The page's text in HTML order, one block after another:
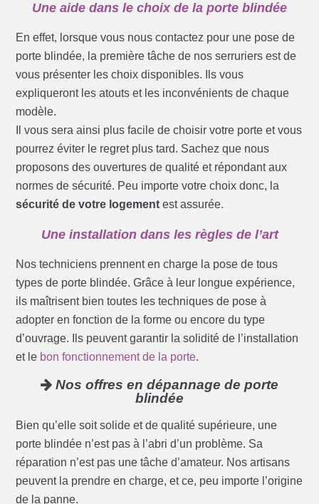
Une aide dans le choix de la porte blindée
En effet, lorsque vous nous contactez pour une pose de
porte blindée, la première tâche de nos serruriers est de
vous présenter les choix disponibles. Ils vous
expliqueront les atouts et les inconvénients de chaque
modèle.
Il vous sera ainsi plus facile de choisir votre porte et vous
pourrez éviter le regret plus tard. Sachez que nous
proposons des ouvertures de qualité et répondant aux
normes de sécurité. Peu importe votre choix donc, la
sécurité de votre logement est assurée.
Une installation dans les règles de l’art
Nos techniciens prennent en charge la pose de tous
types de porte blindée. Grâce à leur longue expérience,
ils maîtrisent bien toutes les techniques de pose à
adopter en fonction de la forme ou encore du type
d’ouvrage. Ils peuvent garantir la solidité de l’installation
et le bon fonctionnement de la porte.
Nos offres en dépannage de porte
blindée
Bien qu’elle soit solide et de qualité supérieure, une
porte blindée n’est pas à l’abri d’un problème. Sa
réparation n’est pas une tâche d’amateur. Nos artisans
peuvent la prendre en charge, et ce, peu importe l’origine
de la panne.